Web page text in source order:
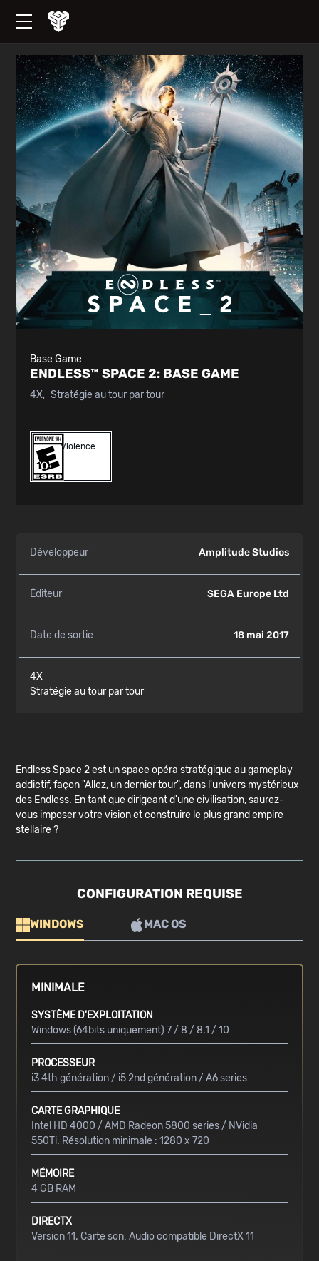
Base Game
ENDLESS™ SPACE 2: BASE GAME
4X Stratégie au tour par tour
Violence
Développeur Amplitude Studios
Éditeur SEGA Europe Ltd
Date de sortie 18 mai 2017
4X
Stratégie au tour par tour
Endless Space 2 est un space opéra stratégique au gameplay
addictif, façon "Allez, un dernier tour", dans l'univers mystérieux
des Endless. En tant que dirigeant d'une civilisation, saurez-
vous imposer votre vision et construire le plus grand empire
stellaire ?
CONFIGURATION REQUISE
WINDOWS MAC OS
MINIMALE
SYSTÈME D'EXPLOITATION
Windows (64bits uniquement) 7 / 8 / 8.1 / 10
PROCESSEUR
i3 4th génération / i5 2nd génération / A6 series
CARTE GRAPHIQUE
Intel HD 4000 / AMD Radeon 5800 series / NVidia
550Ti. Résolution minimale : 1280 x 720
MÉMOIRE
4 GB RAM
DIRECTX
Version 11. Carte son: Audio compatible DirectX 11